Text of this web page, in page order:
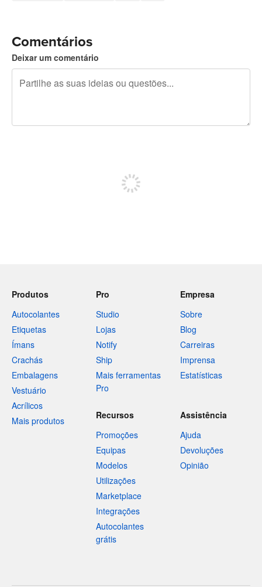
Comentários
Deixar um comentário
Produtos
Autocolantes
Etiquetas
Ímans
Crachás
Embalagens
Vestuário
Acrílicos
Mais produtos
Pro
Studio
Lojas
Notify
Ship
Mais ferramentas
Pro
Empresa
Sobre
Blog
Carreiras
Imprensa
Estatísticas
Recursos
Promoções
Equipas
Modelos
Utilizações
Marketplace
Integrações
Autocolantes
grátis
Assistência
Ajuda
Devoluções
Opinião